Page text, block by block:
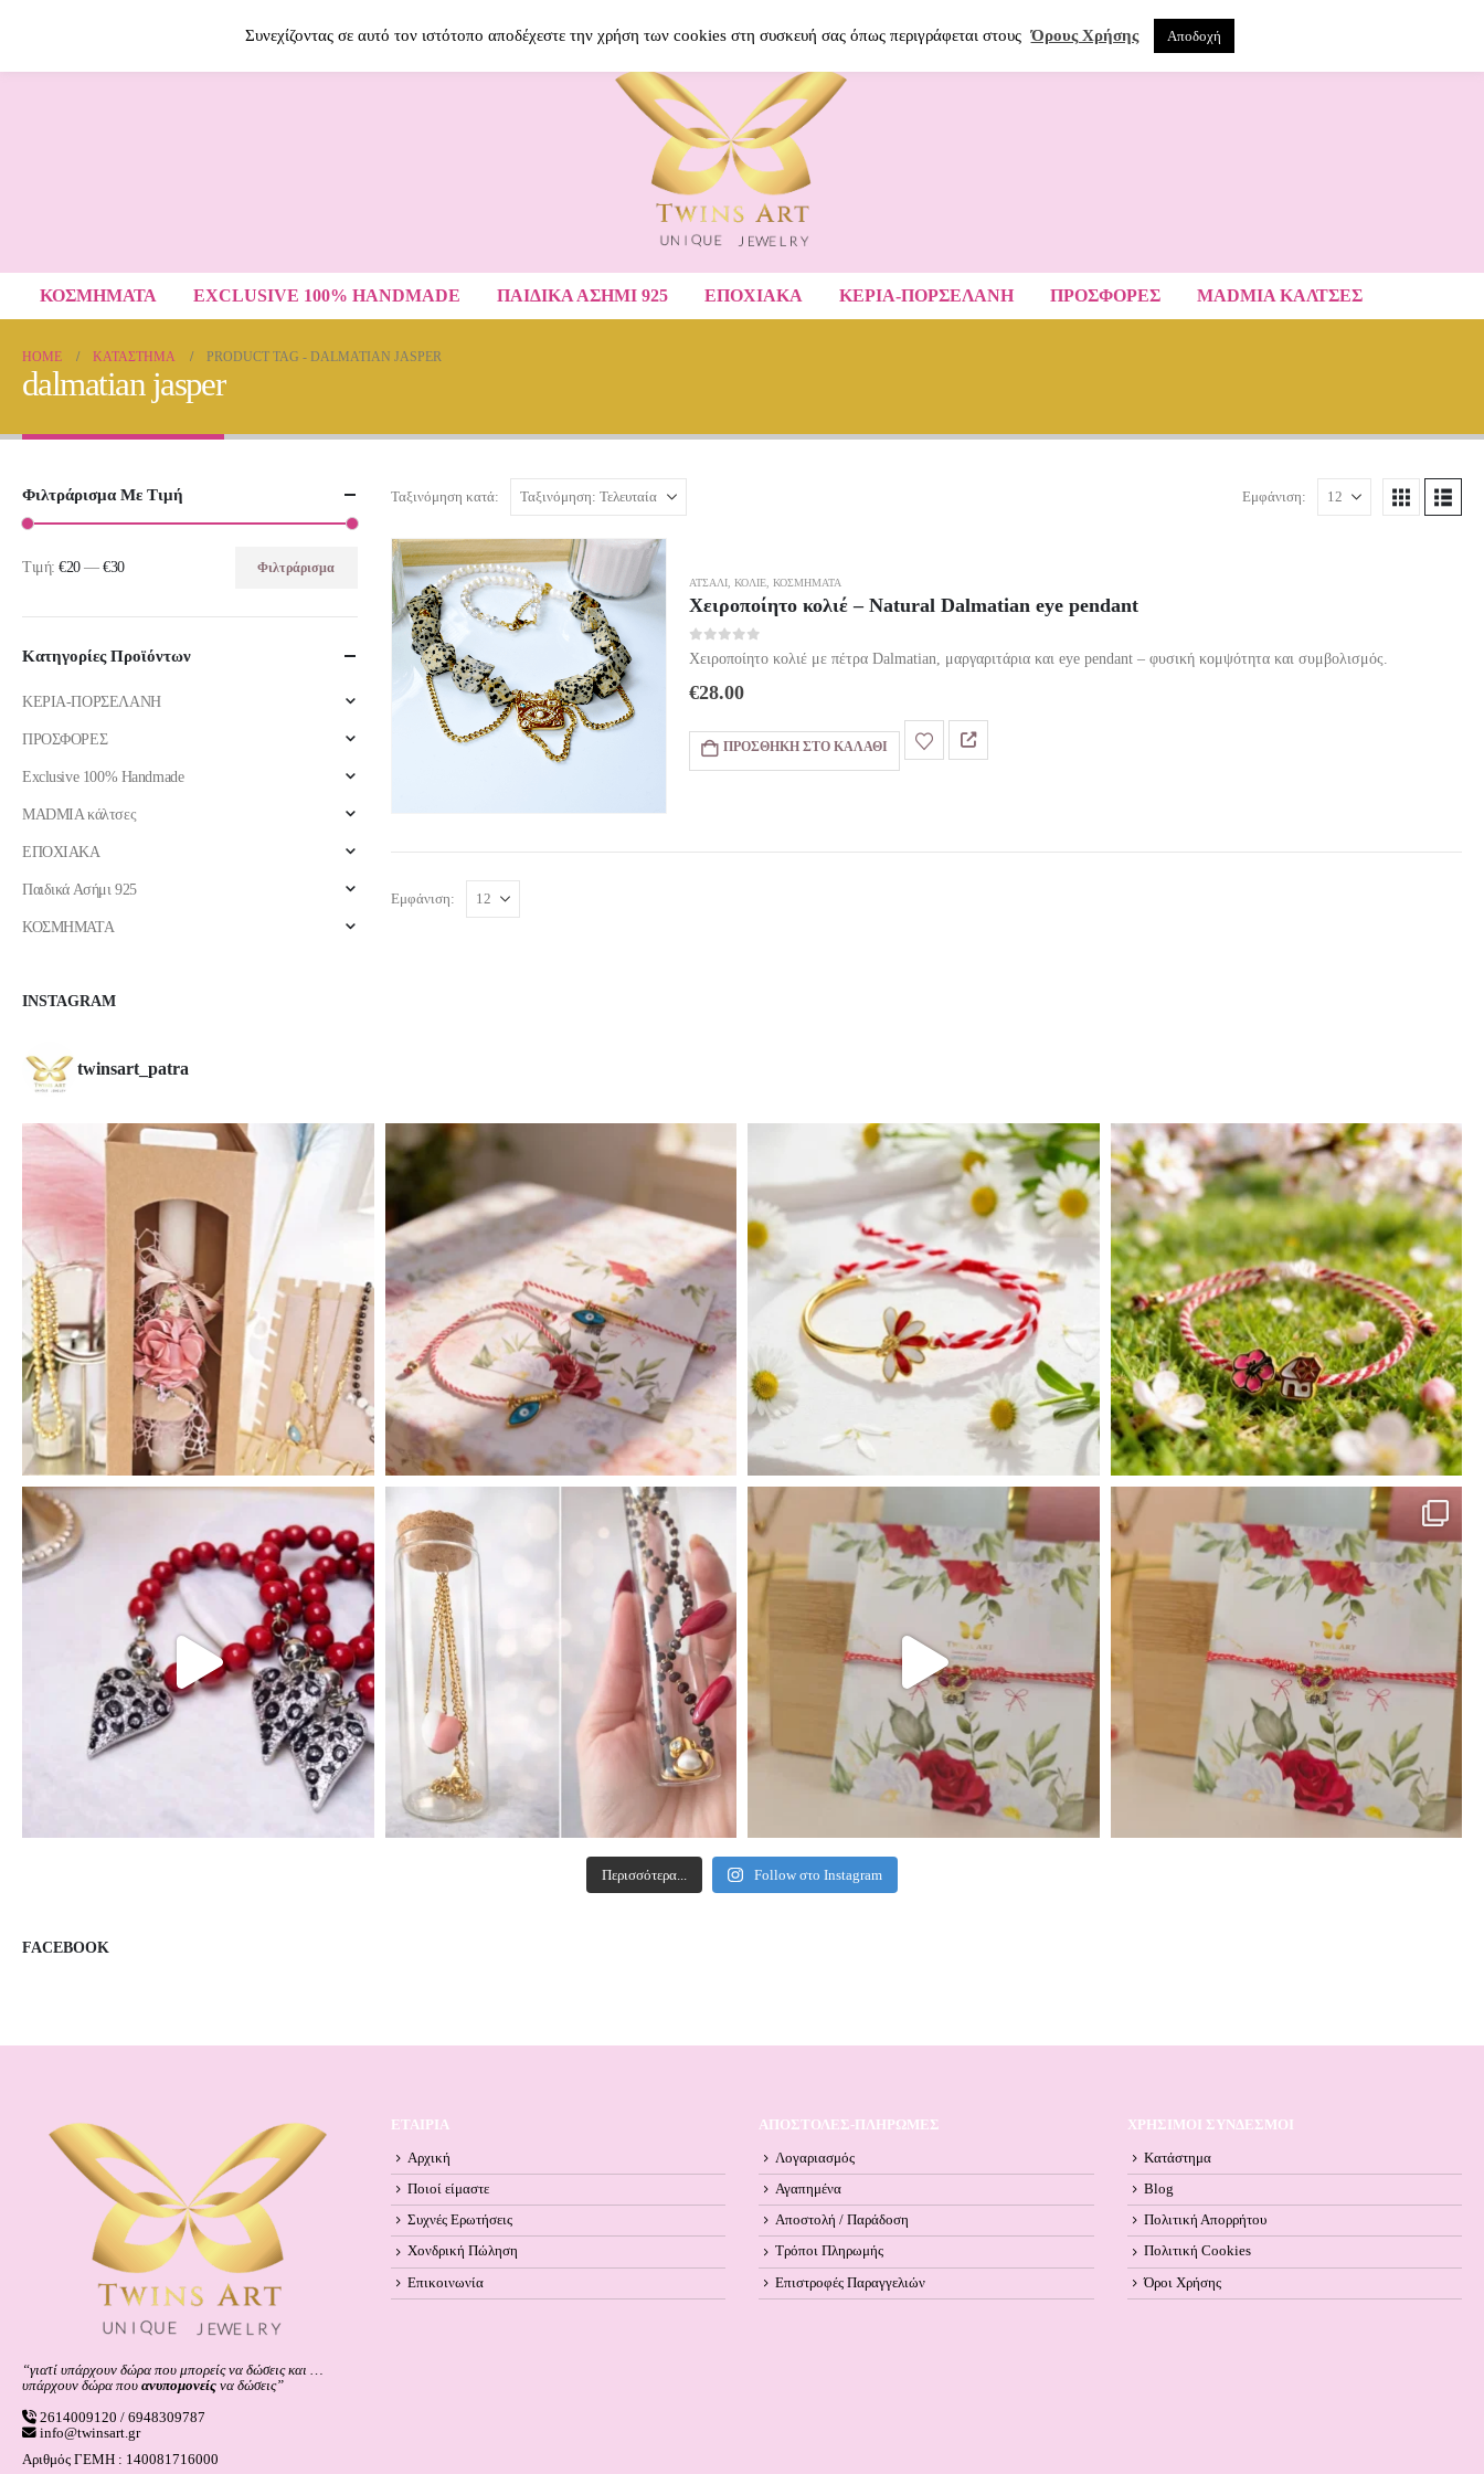
ΚΟΣΜΗΜΑΤΑ EXCLUSIVE 100% HANDMADE ΠΑΙΔΙΚΆ ΑΣΉΜΙ 925 ΕΠΟΧΙΑΚΑ ΚΕΡΙΑ-ΠΟΡΣΕΛΑΝΗ ΠΡΟΣΦΟΡΕΣ MADMIA ΚΆΛΤΣΕΣ
HOME ΚΑΤΆΣΤΗΜΑ PRODUCT TAG - DALMATIAN JASPER
dalmatian jasper
Ταξινόμηση κατά: Εμφάνιση:
ΑΤΣΆΛΙ, ΚΟΛΙΈ, ΚΟΣΜΗΜΑΤΑ
Χειροποίητο κολιέ – Natural Dalmatian eye pendant
0out of 5
Χειροποίητο κολιέ με πέτρα Dalmatian, μαργαριτάρια και eye pendant – φυσική κομψότητα και συμβολισμός.
€28.00
ΠΡΟΣΘΉΚΗ ΣΤΟ ΚΑΛΆΘΙ
Εμφάνιση:
Φιλτράρισμα Με Τιμή
Ελάχιστη
Μέγιστη
Φιλτράρισμα
Τιμή:€20—€30
Κατηγορίες Προϊόντων
ΚΕΡΙΑ-ΠΟΡΣΕΛΑΝΗ
ΠΡΟΣΦΟΡΕΣ
Exclusive 100% Handmade
MADMIA κάλτσες
ΕΠΟΧΙΑΚΑ
Παιδικά Ασήμι 925
ΚΟΣΜΗΜΑΤΑ
INSTAGRAM
twinsart_patra
Περισσότερα... Follow στο Instagram
FACEBOOK
“γιατί υπάρχουν δώρα που μπορείς να δώσεις και …
υπάρχουν δώρα που ανυπομονείς να δώσεις”
2614009120 / 6948309787
info@twinsart.gr
Αριθμός ΓΕΜΗ : 140081716000
ΕΤΑΙΡΙΑ
Αρχική
Ποιοί είμαστε
Συχνές Ερωτήσεις
Χονδρική Πώληση
Επικοινωνία
ΑΠΟΣΤΟΛΕΣ-ΠΛΗΡΩΜΕΣ
Λογαριασμός
Αγαπημένα
Αποστολή / Παράδοση
Τρόποι Πληρωμής
Επιστροφές Παραγγελιών
ΧΡΗΣΙΜΟΙ ΣΥΝΔΕΣΜΟΙ
Κατάστημα
Blog
Πολιτική Απορρήτου
Πολιτική Cookies
Όροι Xρήσης
Συνεχίζοντας σε αυτό τον ιστότοπο αποδέχεστε την χρήση των cookies στη συσκευή σας όπως περιγράφεται στους Όρους Χρήσης Αποδοχή